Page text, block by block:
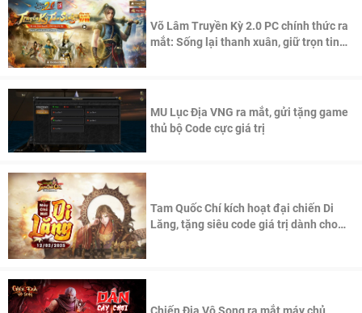
Võ Lâm Truyền Kỳ 2.0 PC chính thức ra
mắt: Sống lại thanh xuân, giữ trọn tinh
MU Lục Địa VNG ra mắt, gửi tặng game
thủ bộ Code cực giá trị
Tam Quốc Chí kích hoạt đại chiến Di
Lăng, tặng siêu code giá trị dành cho
Chiến Địa Vô Song ra mắt máy chủ